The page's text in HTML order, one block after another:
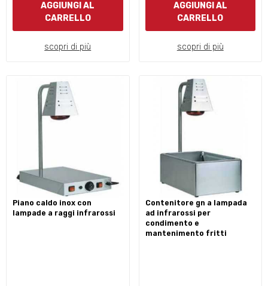
AGGIUNGI AL
CARRELLO
scopri di più
AGGIUNGI AL
CARRELLO
scopri di più
piano caldo inox con
lampade a raggi infrarossi
contenitore gn a lampada
ad infrarossi per
condimento e
mantenimento fritti